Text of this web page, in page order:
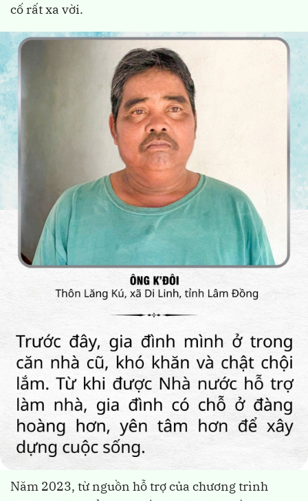
cố rất xa vời.
Năm 2023, từ nguồn hỗ trợ của chương trình